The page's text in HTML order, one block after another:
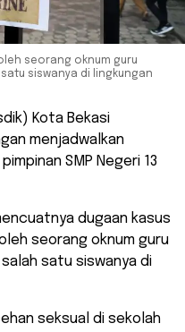
seorang oknum guru
siswanya di lingkungan
Kota Bekasi
menjadwalkan
SMP Negeri 13
dugaan kasus
seorang oknum guru
satu siswanya di
seksual di sekolah